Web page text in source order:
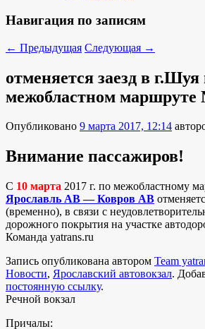
Навигация по записям
← Предыдущая Следующая →
отменяется заезд в г.Шуя
межобластном маршруте
Опубликовано 9 марта 2017, 12:14
Внимание пассажиров!
С 10 марта 2017 г. по межобластному
Ярославль АВ — Ковров АВ
(временно), в связи с
дорожного покрытия на участке
Команда yatrans.ru
Запись опубликована автором Team
Новости, Ярославский автовокзал.
постоянную ссылку.
Речной вокзал
Причалы: